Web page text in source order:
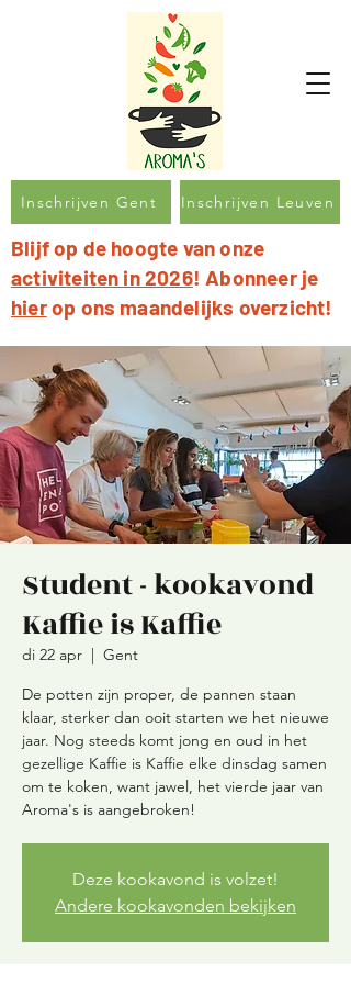
Inschrijven Gent Inschrijven Leuven
Blijf op de hoogte van onze
activiteiten in 2026! Abonneer je
hierop ons maandelijks overzicht!
Student - kookavond
Kaffie is Kaffie
di 22 apr
  |
Gent
De potten zijn proper, de pannen staan
klaar, sterker dan ooit starten we het nieuwe
jaar. Nog steeds komt jong en oud in het
gezellige Kaffie is Kaffie elke dinsdag samen
om te koken, want jawel, het vierde jaar van
Aroma's is aangebroken!
Deze kookavond is volzet!
Andere kookavonden bekijken